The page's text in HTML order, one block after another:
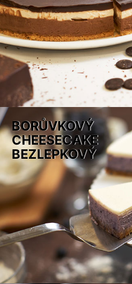
BORŮVKOVÝ
CHEESECAKE
BEZLEPKOVÝ